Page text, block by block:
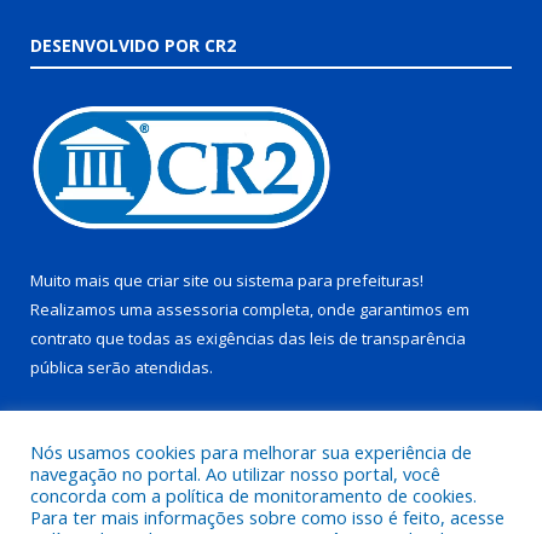
DESENVOLVIDO POR CR2
Muito mais que criar site ou sistema para prefeituras!
Realizamos uma assessoria completa, onde garantimos em
contrato que todas as exigências das leis de transparência
pública serão atendidas.
Nós usamos cookies para melhorar sua experiência de
navegação no portal. Ao utilizar nosso portal, você
concorda com a política de monitoramento de cookies.
Para ter mais informações sobre como isso é feito, acesse